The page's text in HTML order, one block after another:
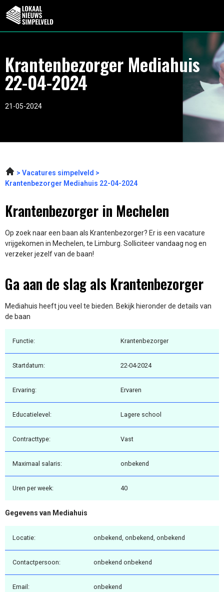
Krantenbezorger Mediahuis
22-04-2024
21-05-2024
Vacatures simpelveld
Krantenbezorger Mediahuis 22-04-2024
Krantenbezorger in Mechelen
Op zoek naar een baan als Krantenbezorger? Er is een vacature
vrijgekomen in Mechelen, te Limburg. Solliciteer vandaag nog en
verzeker jezelf van de baan!
Ga aan de slag als Krantenbezorger
Mediahuis heeft jou veel te bieden. Bekijk hieronder de details van
de baan
Functie: Krantenbezorger
Startdatum: 22-04-2024
Ervaring: Ervaren
Educatielevel: Lagere school
Contracttype: Vast
Maximaal salaris: onbekend
Uren per week: 40
Gegevens van Mediahuis
Locatie: onbekend, onbekend, onbekend
Contactpersoon: onbekend onbekend
Email: onbekend